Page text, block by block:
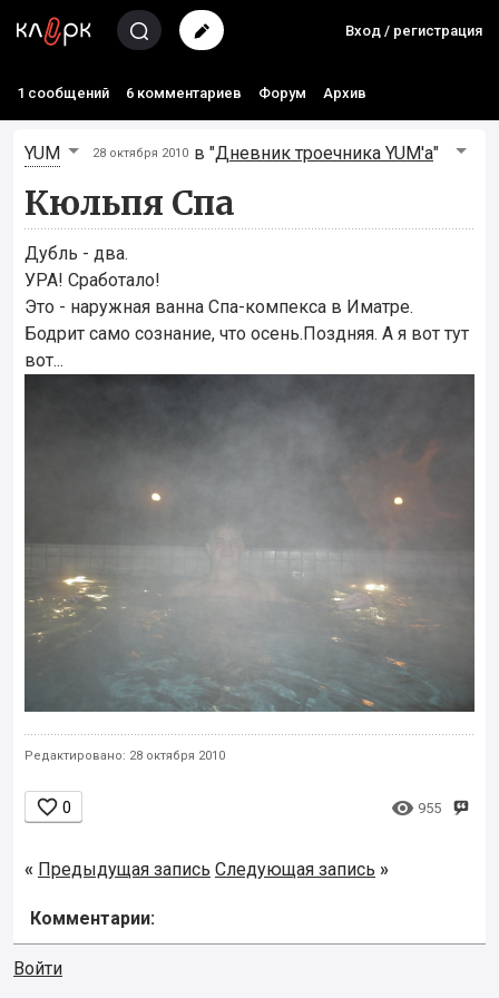
Вход / регистрация
1 сообщений 6 комментариев Форум Архив
YUM 28 октября 2010 в "Дневник троечника YUM'а"
Кюльпя Спа
Дубль - два.
УРА! Сработало!
Это - наружная ванна Спа-компекса в Иматре.
Бодрит само сознание, что осень.Поздняя. А я вот тут
вот...
Редактировано: 28 октября 2010
 0  955
« Предыдущая запись Следующая запись »
Комментарии:
Войти